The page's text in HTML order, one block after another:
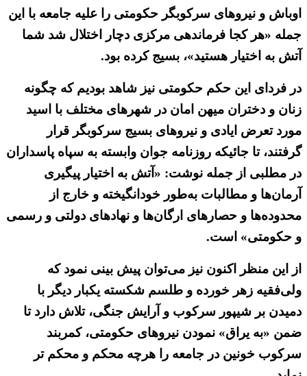
اوباش و نیروهای سرکوبگر حکومتی را علیه جامعه با این
جمله «هر کجا فرماندهی مرکزی دچار اختلال شد شما
آتش به اختیار هستید»، بسیج کرده بود.
در فردای این حکم حکومتی نیز شاهد بودیم که چگونه
زنان و دختران میهن امان در شهرهای مختلف با اسید
مورد تعرض ایادی و نیروهای بسیج سرکوبگر قرار
گرفتند، تا جائیکه روزنامه جوان وابسته به سپاه پاسداران
در مطلبی از جمله نوشت: «آتش به اختیار پیگیری
آرمان‌ها و مطالبات به‌طور خودانگیخته و خارج از
محدوده‌ها و حصارهای ارگان‌ها و نهادهای دولتی و رسمی
و حکومتی» است.
از این منظر اکنون نیز می‌توان پیش بینی نمود که
ولی‌فقیه زهر خورده و طلسم شکسته یکبار دیگر با
دمیدن بر شیپور سرکوب و آرایش جنگی، تلاش دارد تا
ضمن «به یراق» نمودن نیروهای حکومتی، کمربند
سرکوب خونین در جامعه را هرچه محکم و محکم تر